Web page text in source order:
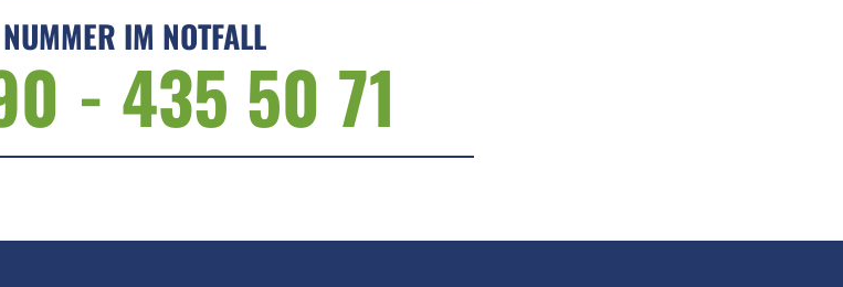
IM NOTFALL
- 435 50 71